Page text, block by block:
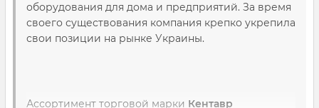
оборудования для дома и предприятий. За время
своего существования компания крепко укрепила
свои позиции на рынке Украины.
Ассортимент торговой марки Кентавр